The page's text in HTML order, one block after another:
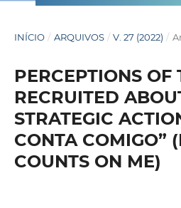
INÍCIO / ARQUIVOS / V. 27 (2022) /
PERCEPTIONS OF
RECRUITED
STRATEGIC
CONTA COMIGO”
COUNTS ON ME)